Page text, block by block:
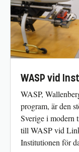
WASP vid
WASP,
program, är den
Sverige i modern
till WASP vid
Institutionen för